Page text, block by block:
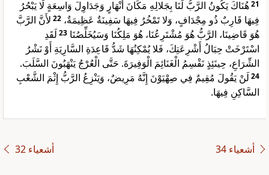
21هُنَاكَ يَكُونُ الرَّبُّ لَنَا بِجَلالِهِ مَكَانَ أَنْهَارٍ وَجَدَاوِلَ وَاسِعَةٍ لَا يَبْحُرُ
فِيهَا قَارِبٌ ذُو مِجْدَافٍ، وَلا تَمْخُرُ فِيهَا سَفِينَةٌ عَظِيمَةٌ، 22 لأَنَّ الرَّبَّ
هُوَ قَاضِينَا، الرَّبُّ هُوَ مُشْتَرِعُنَا، هُوَ مَلِكُنَا وَسَيُخَلِّصُنَا 23 لَقَدِ
اسْتَرْخَتْ حِبَالُ أَشْرِعَتِكَ، فَلا يُمْكِنُهَا شَدُّ قَاعِدَةِ السَّارِيَةِ أَوْ نَشْرُ
الشِّرَاعِ، حِينَئِذٍ نَقْسِمُ الْغَنَائِمَ الْوَفِيرَةَ. حَتَّى الْعُرْجُ يَنْهَبُونَ السَّلَبَ.
24 لَنْ يَقُولَ مُقِيمٌ فِي صِهْيَوْنَ إِنَّهُ مَرِيضٌ، وَيَنْزِعُ الرَّبُّ إِثْمَ الشَّعْبِ
السَّاكِنِ فِيهَا.
ﺃﺷﻌﻴﺎء 32 ﺃﺷﻌﻴﺎء 34